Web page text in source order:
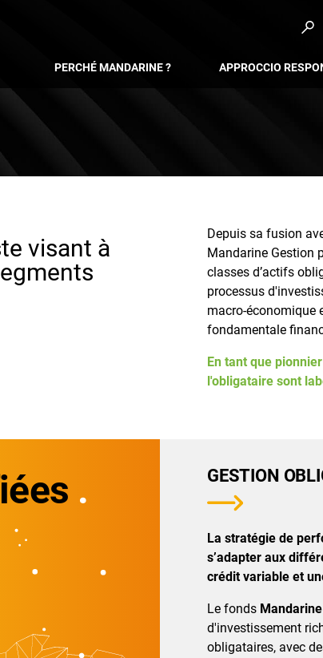
PERCHÉ MANDARINE ? APPROCCIO
visant à
Depuis sa fusion
Mandarine Gestion
classes d’actifs
processus
macro-économique
fondamentale
En tant que
l'obligataire sont
GESTION
La stratégie de
s’adapter aux
crédit variable et
Le fonds
d'investissement
obligataires, avec